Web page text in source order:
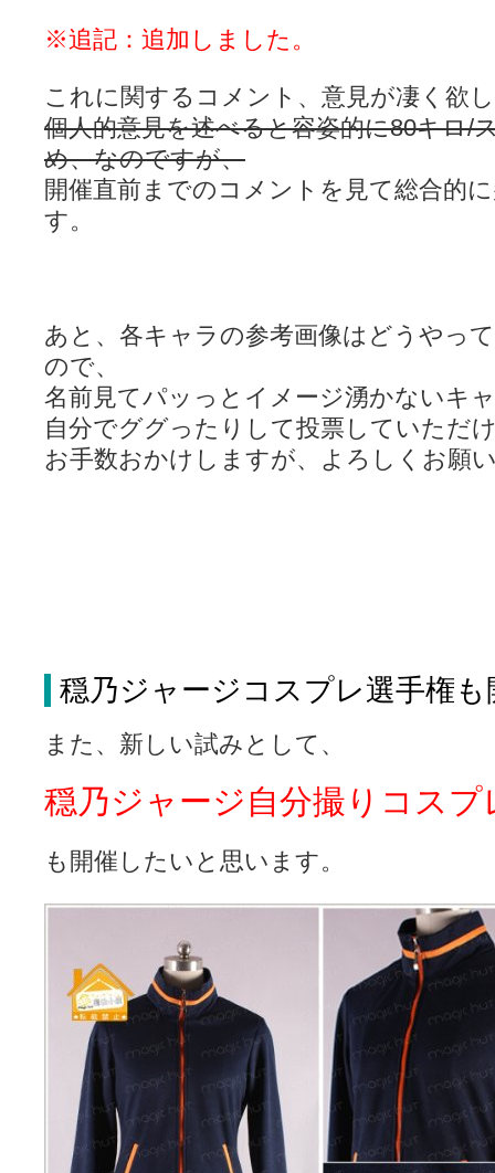
※追記：追加しました。
これに関するコメント、意見が凄く欲
個人的意見を述べると容姿的に80キロ/
め、なのですが、
開催直前までのコメントを見て総合的
す。
あと、各キャラの参考画像はどうやっ
ので、
名前見てパッっとイメージ湧かないキ
自分でググったりして投票していただ
お手数おかけしますが、よろしくお願
穏乃ジャージコスプレ選手権
また、新しい試みとして、
穏乃ジャージ自分撮りコスプ
も開催したいと思います。